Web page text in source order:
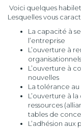
Voici quelques
Lesquelles vous
La capacité à
l’entreprise
L’ouverture à
organisationnels
L’ouverture à
nouvelles
La tolérance
L’ouverture à
ressources
tables de
L’adhésion aux